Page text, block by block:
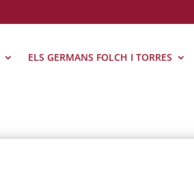
ELS GERMANS FOLCH I TORRES